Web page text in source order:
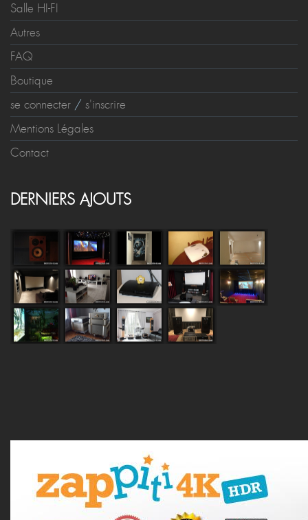
Salle HI-FI
Autres
FAQ
Boutique
se connecter / s'inscrire
Mentions Légales
Contact
DERNIERS AJOUTS